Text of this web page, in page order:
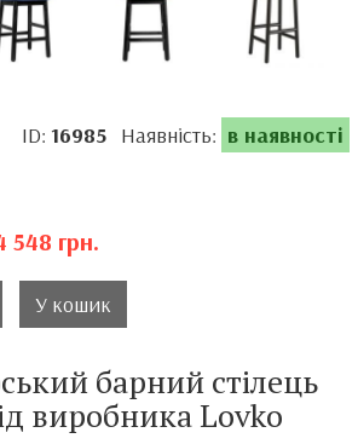
ID: 16985Наявність: в наявності
548 грн.
У кошик
барний стілець
виробника Lovko